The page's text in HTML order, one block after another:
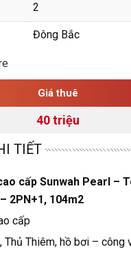
2
Đông Bắc
Giá thuê
40 triệu
TIẾT
cấp Sunwah Pearl –
2PN+1, 104m2
cấp
Thủ Thiêm, hồ bơi – công